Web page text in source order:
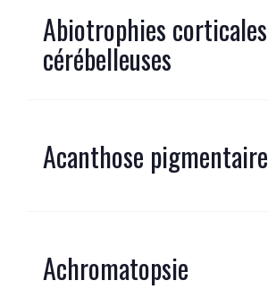
Abiotrophies corticales
cérébelleuses
Acanthose pigmentaire
Achromatopsie